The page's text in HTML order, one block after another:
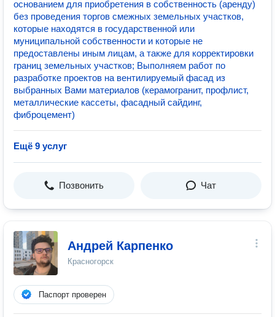
основанием для приобретения в собственность (аренду)
без проведения торгов смежных земельных участков,
которые находятся в государственной или
муниципальной собственности и которые не
предоставлены иным лицам, а также для корректировки
границ земельных участков; Выполняем работ по
разработке проектов на вентилируемый фасад из
выбранных Вами материалов (керамогранит, профлист,
металлические кассеты, фасадный сайдинг,
фиброцемент)
Ещё 9 услуг
Позвонить Чат
Андрей Карпенко
Красногорск
Паспорт проверен